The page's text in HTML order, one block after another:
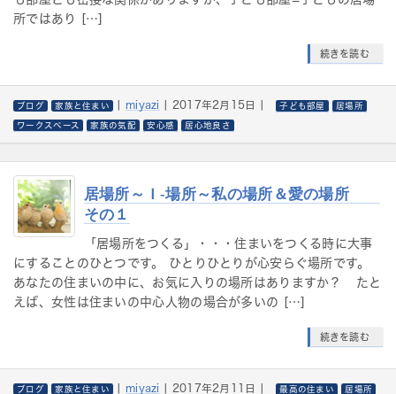
所ではあり […]
続きを読む
ブログ 家族と住まい miyazi 2017年2月15日 子ども部屋 居場所
ワークスペース 家族の気配 安心感 居心地良さ
居場所～Ｉ-場所～私の場所＆愛の場所
その１
「居場所をつくる」・・・住まいをつくる時に大事
にすることのひとつです。 ひとりひとりが心安らぐ場所です。
あなたの住まいの中に、お気に入りの場所はありますか？ たと
えば、女性は住まいの中心人物の場合が多いの […]
続きを読む
ブログ 家族と住まい miyazi 2017年2月11日 最高の住まい 居場所